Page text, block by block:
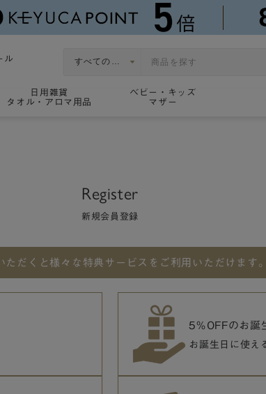
ル
日用雑貨
タオル・アロマ用品
ベビー・キッズ
マザー
Register
新規会員登録
ただくと 様々な特典サービスをご利用いただけます。
5％OFFのお誕
お誕生日に使え